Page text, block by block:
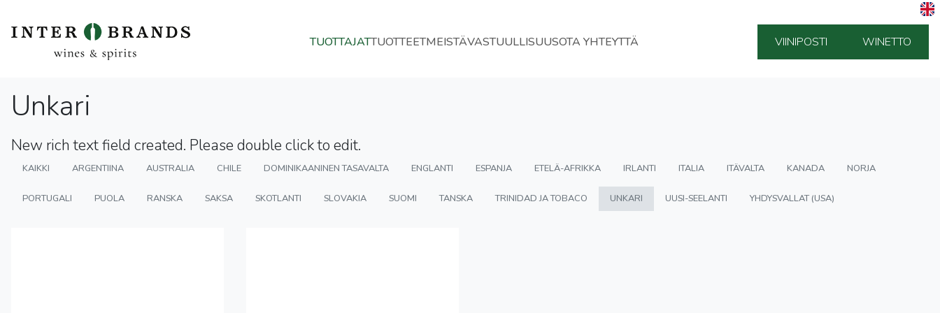
TUOTTAJATTUOTTEETMEISTÄVASTUULLISUUSOTA YHTEYTTÄ VIINIPOSTI WINETTO
Unkari
New rich text field created. Please double click to edit.
KAIKKI ARGENTIINA AUSTRALIA CHILE DOMINIKAANINEN TASAVALTA ENGLANTI ESPANJA ETELÄ-AFRIKKA IRLANTI ITALIA ITÄVALTA KANADA NORJA
PORTUGALI PUOLA RANSKA SAKSA SKOTLANTI SLOVAKIA SUOMI TANSKA TRINIDAD JA TOBACO UNKARI UUSI-SEELANTI YHDYSVALLAT (USA)